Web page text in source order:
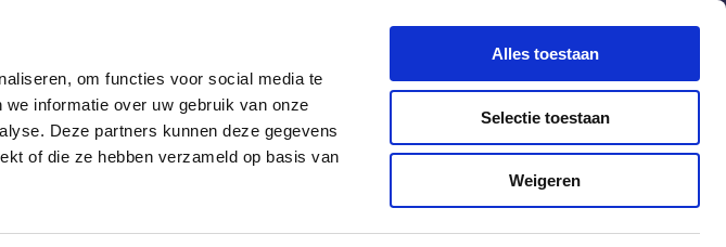
om functies voor social media te
informatie over uw gebruik van onze
Deze partners kunnen deze gegevens
of die ze hebben verzameld op basis van
Alles toestaan
Selectie toestaan
Weigeren
aanmelden helpdesk webportaal
Over ons Informatie